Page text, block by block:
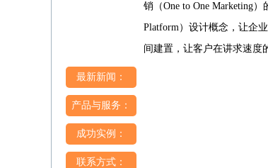
销（One to One Marketing
Platform）设计概念，让企
间建置，让客户在讲求速度
最新新闻：
产品与服务：
成功实例：
联系方式：